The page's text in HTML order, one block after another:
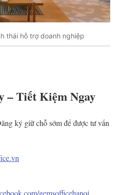
thái hỗ trợ doanh nghiệp
– Tiết Kiệm Ngay
ký giữ chỗ sớm để được tư vấn
gemsofficehanoi